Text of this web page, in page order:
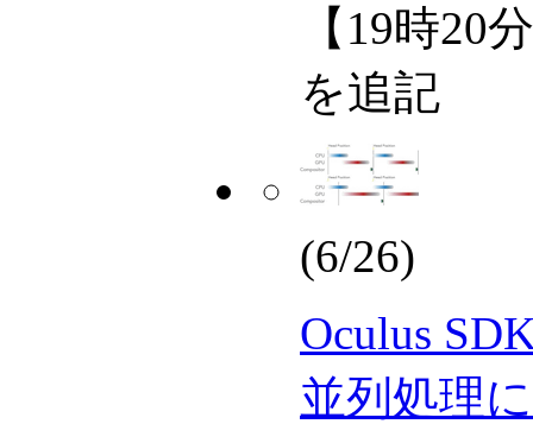
【19時20
を追記
(6/26)
Oculus
並列処理